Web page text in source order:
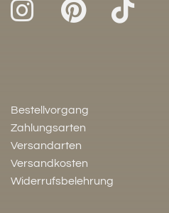
Bestellvorgang
Zahlungsarten
Versandarten
Versandkosten
Widerrufsbelehrung